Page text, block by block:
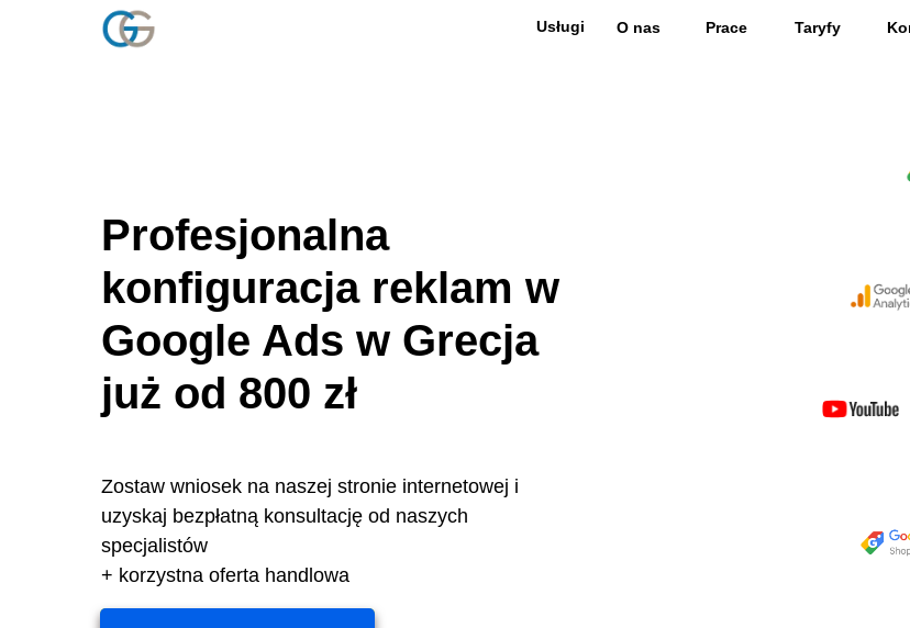
Usługi O nas Prace Taryfy
Profesjonalna
konfiguracja reklam w
Google Ads w Grecja
już od 800 zł
Zostaw wniosek na naszej stronie internetowej i
uzyskaj bezpłatną konsultację od naszych
specjalistów
+ korzystna oferta handlowa